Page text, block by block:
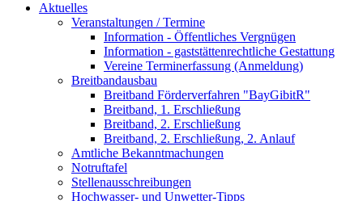
Aktuelles
Veranstaltungen / Termine
Information - Öffentliches Vergnügen
Information - gaststättenrechtliche Gestattung
Vereine Terminerfassung (Anmeldung)
Breitbandausbau
Breitband Förderverfahren "BayGibitR"
Breitband, 1. Erschließung
Breitband, 2. Erschließung
Breitband, 2. Erschließung, 2. Anlauf
Amtliche Bekanntmachungen
Notruftafel
Stellenausschreibungen
Hochwasser- und Unwetter-Tipps